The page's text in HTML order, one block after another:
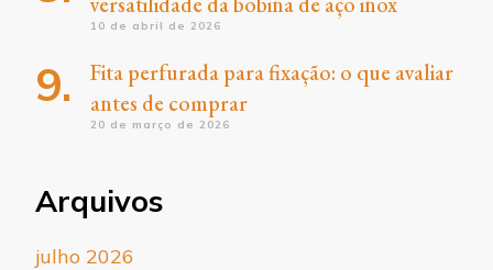
10 de abril de 2026
Fita perfurada para fixação: o que avaliar
antes de comprar
20 de março de 2026
Arquivos
julho 2026